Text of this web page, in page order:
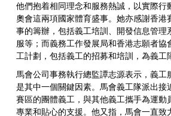
他們抱着相同理念和服務熱誠，以實際行
奧會這兩項國家體育盛事。她亦感謝香港
事的籌辦，包括義工培訓、開發信息管理
服等；而義務工作發展局和香港志願者協
工計劃，包括義工的招募和培訓，為義工
馬會公司事務執行總監譚志源表示，義工
是其中一個關鍵因素。馬會義工隊派出接
賽區的團體義工，與其他義工攜手為運動
專業和貼心的支援。他又指，馬會一直致